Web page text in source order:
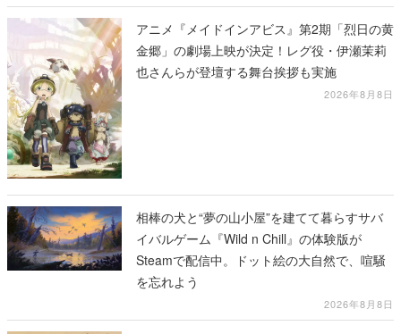
アニメ『メイドインアビス』第2期「烈日の黄
金郷」の劇場上映が決定！レグ役・伊瀬茉莉
也さんらが登壇する舞台挨拶も実施
2026年8月8日
相棒の犬と“夢の山小屋”を建てて暮らすサバ
イバルゲーム『Wild n Chill』の体験版が
Steamで配信中。ドット絵の大自然で、喧騒
を忘れよう
2026年8月8日